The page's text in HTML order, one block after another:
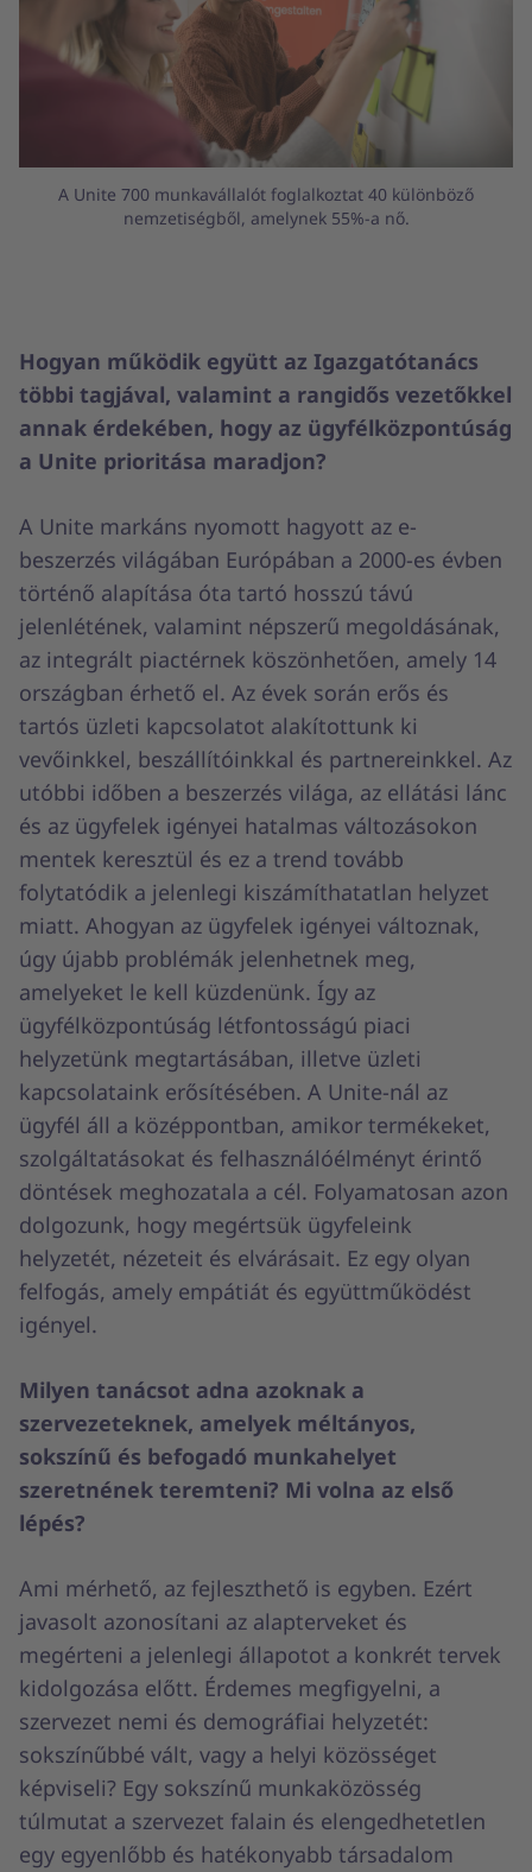
A Unite 700 munkavállalót foglalkoztat 40 különböző
nemzetiségből, amelynek 55%-a nő.
Hogyan működik együtt az Igazgatótanács
többi tagjával, valamint a rangidős vezetőkkel
annak érdekében, hogy az ügyfélközpontúság
a Unite prioritása maradjon?
A Unite markáns nyomott hagyott az e-
beszerzés világában Európában a 2000-es évben
történő alapítása óta tartó hosszú távú
jelenlétének, valamint népszerű megoldásának,
az integrált piactérnek köszönhetően, amely 14
országban érhető el. Az évek során erős és
tartós üzleti kapcsolatot alakítottunk ki
vevőinkkel, beszállítóinkkal és partnereinkkel. Az
utóbbi időben a beszerzés világa, az ellátási lánc
és az ügyfelek igényei hatalmas változásokon
mentek keresztül és ez a trend tovább
folytatódik a jelenlegi kiszámíthatatlan helyzet
miatt. Ahogyan az ügyfelek igényei változnak,
úgy újabb problémák jelenhetnek meg,
amelyeket le kell küzdenünk. Így az
ügyfélközpontúság létfontosságú piaci
helyzetünk megtartásában, illetve üzleti
kapcsolataink erősítésében. A Unite-nál az
ügyfél áll a középpontban, amikor termékeket,
szolgáltatásokat és felhasználóélményt érintő
döntések meghozatala a cél. Folyamatosan azon
dolgozunk, hogy megértsük ügyfeleink
helyzetét, nézeteit és elvárásait. Ez egy olyan
felfogás, amely empátiát és együttműködést
igényel.
Milyen tanácsot adna azoknak a
szervezeteknek, amelyek méltányos,
sokszínű és befogadó munkahelyet
szeretnének teremteni? Mi volna az első
lépés?
Ami mérhető, az fejleszthető is egyben. Ezért
javasolt azonosítani az alapterveket és
megérteni a jelenlegi állapotot a konkrét tervek
kidolgozása előtt. Érdemes megfigyelni, a
szervezet nemi és demográfiai helyzetét:
sokszínűbbé vált, vagy a helyi közösséget
képviseli? Egy sokszínű munkaközösség
túlmutat a szervezet falain és elengedhetetlen
egy egyenlőbb és hatékonyabb társadalom